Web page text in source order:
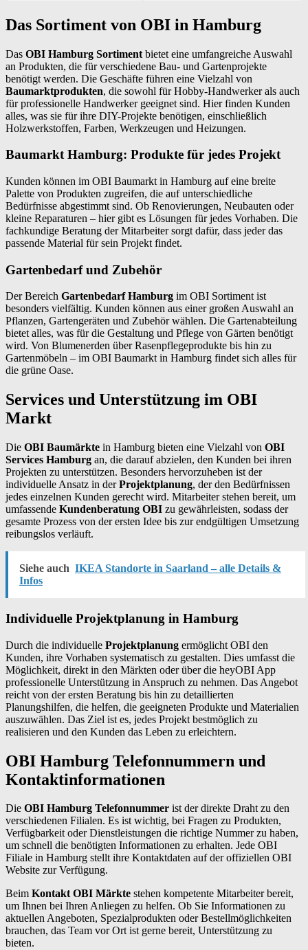
Das Sortiment von OBI in Hamburg
Das OBI Hamburg Sortiment bietet eine umfangreiche Auswahl
an Produkten, die für verschiedene Bau- und Gartenprojekte
benötigt werden. Die Geschäfte führen eine Vielzahl von
Baumarktprodukten, die sowohl für Hobby-Handwerker als auch
für professionelle Handwerker geeignet sind. Hier finden Kunden
alles, was sie für ihre DIY-Projekte benötigen, einschließlich
Holzwerkstoffen, Farben, Werkzeugen und Heizungen.
Baumarkt Hamburg: Produkte für jedes Projekt
Kunden können im OBI Baumarkt in Hamburg auf eine breite
Palette von Produkten zugreifen, die auf unterschiedliche
Bedürfnisse abgestimmt sind. Ob Renovierungen, Neubauten oder
kleine Reparaturen – hier gibt es Lösungen für jedes Vorhaben. Die
fachkundige Beratung der Mitarbeiter sorgt dafür, dass jeder das
passende Material für sein Projekt findet.
Gartenbedarf und Zubehör
Der Bereich Gartenbedarf Hamburg im OBI Sortiment ist
besonders vielfältig. Kunden können aus einer großen Auswahl an
Pflanzen, Gartengeräten und Zubehör wählen. Die Gartenabteilung
bietet alles, was für die Gestaltung und Pflege von Gärten benötigt
wird. Von Blumenerden über Rasenpflegeprodukte bis hin zu
Gartenmöbeln – im OBI Baumarkt in Hamburg findet sich alles für
die grüne Oase.
Services und Unterstützung im OBI
Markt
Die OBI Baumärkte in Hamburg bieten eine Vielzahl von OBI
Services Hamburg an, die darauf abzielen, den Kunden bei ihren
Projekten zu unterstützen. Besonders hervorzuheben ist der
individuelle Ansatz in derProjektplanung, der den Bedürfnissen
jedes einzelnen Kunden gerecht wird. Mitarbeiter stehen bereit, um
umfassende Kundenberatung OBI zu gewährleisten, sodass der
gesamte Prozess von der ersten Idee bis zur endgültigen Umsetzung
reibungslos verläuft.
Siehe auch IKEA Standorte in Saarland – alle Details &
Infos
Individuelle Projektplanung in Hamburg
Durch die individuelle Projektplanung ermöglicht OBI den
Kunden, ihre Vorhaben systematisch zu gestalten. Dies umfasst die
Möglichkeit, direkt in den Märkten oder über die heyOBI App
professionelle Unterstützung in Anspruch zu nehmen. Das Angebot
reicht von der ersten Beratung bis hin zu detaillierten
Planungshilfen, die helfen, die geeigneten Produkte und Materialien
auszuwählen. Das Ziel ist es, jedes Projekt bestmöglich zu
realisieren und den Kunden das Leben zu erleichtern.
OBI Hamburg Telefonnummern und
Kontaktinformationen
Die OBI Hamburg Telefonnummer ist der direkte Draht zu den
verschiedenen Filialen. Es ist wichtig, bei Fragen zu Produkten,
Verfügbarkeit oder Dienstleistungen die richtige Nummer zu haben,
um schnell die benötigten Informationen zu erhalten. Jede OBI
Filiale in Hamburg stellt ihre Kontaktdaten auf der offiziellen OBI
Website zur Verfügung.
Beim Kontakt OBI Märkte stehen kompetente Mitarbeiter bereit,
um Ihnen bei Ihren Anliegen zu helfen. Ob Sie Informationen zu
aktuellen Angeboten, Spezialprodukten oder Bestellmöglichkeiten
brauchen, das Team vor Ort ist gerne bereit, Unterstützung zu
bieten.